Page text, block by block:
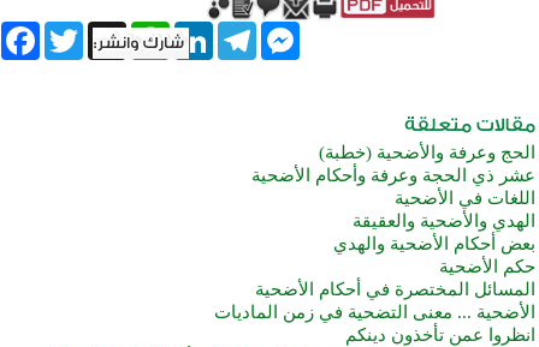
Twitter X
WhatsAppLinkedInTelegram
Messenger
الحج وعرفة والأضحية (خطبة)
عشر ذي الحجة وعرفة وأحكام الأضحية
اللغات في الأضحية
الهدي والأضحية والعقيقة
بعض أحكام الأضحية والهدي
حكم الأضحية
المسائل المختصرة في أحكام الأضحية
الأضحية ... معنى التضحية في زمن الماديات
انظروا عمن تأخذون دينكم